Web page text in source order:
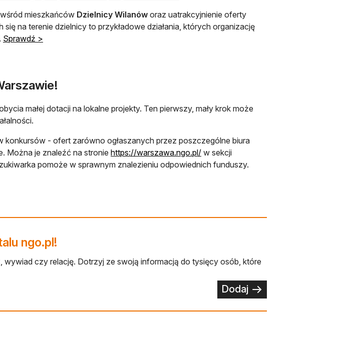
mieszkańców Dzielnicy Wilanów oraz uatrakcyjnienie oferty
na terenie dzielnicy to przykładowe działania, których organizację
Sprawdź >
małej dotacji na lokalne projekty. Ten pierwszy, mały krok może
konkursów - ofert zarówno ogłaszanych przez poszczególne biura
Można je znaleźć na stronie https://warszawa.ngo.pl/ w sekcji
pomoże w sprawnym znalezieniu odpowiednich funduszy.
ngo.pl!
wywiad czy relację. Dotrzyj ze swoją informacją do tysięcy osób, które
Dodaj